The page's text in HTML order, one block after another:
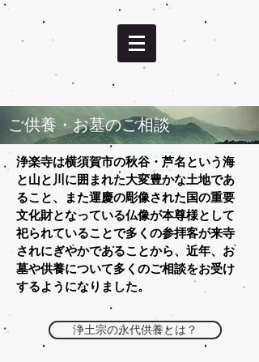
ご供養・お墓のご相談
浄楽寺は横須賀市の秋谷・芦名という海
と山と川に囲まれた大変豊かな土地であ
ること、また運慶の彫像された国の重要
文化財となっている仏像が本尊様として
祀られていることで多くの参拝客が来寺
されにぎやかであることから、近年、お
墓や供養について多くのご相談をお受け
するようになりました。
浄土宗の永代供養とは？